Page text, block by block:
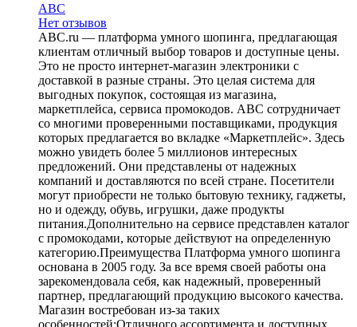
ABC
Нет отзывов
ABC.ru — платформа умного шопинга, предлагающая
клиентам отличный выбор товаров и доступные цены.
Это не просто интернет-магазин электроники с
доставкой в разные страны. Это целая система для
выгодных покупок, состоящая из магазина,
маркетплейса, сервиса промокодов. ABC сотрудничает
со многими проверенными поставщиками, продукция
которых предлагается во вкладке «Маркетплейс». Здесь
можно увидеть более 5 миллионов интересных
предложений. Они представлены от надежных
компаний и доставляются по всей стране. Посетители
могут приобрести не только бытовую технику, гаджеты,
но и одежду, обувь, игрушки, даже продукты
питания.Дополнительно на сервисе представлен каталог
с промокодами, которые действуют на определенную
категорию.Преимущества Платформа умного шопинга
основана в 2005 году. За все время своей работы она
зарекомендовала себя, как надежный, проверенный
партнер, предлагающий продукцию высокого качества.
Магазин востребован из-за таких
особенностей:Отличного ассортимента и доступных